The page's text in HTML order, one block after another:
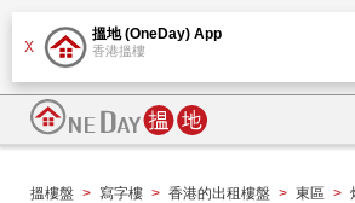
X
搵地 (OneDay) App
香港搵樓
搵樓盤 > 寫字樓 > 香港的出租樓盤 > 東區 >